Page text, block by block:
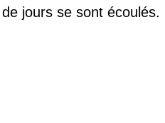
jours se sont écoulés.